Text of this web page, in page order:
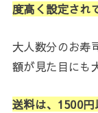
度高く設定され
大人数分のお寿
額が見た目にも
送料は、1500